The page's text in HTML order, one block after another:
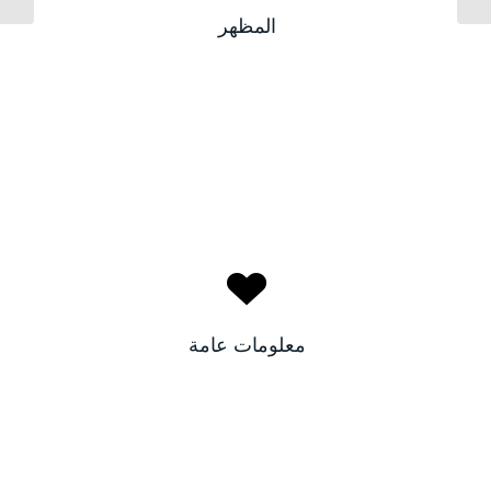
المظهر
لون الأعين:
معلومات عامة
الاسم:نجلاء
السعودية
العمر:٢٤